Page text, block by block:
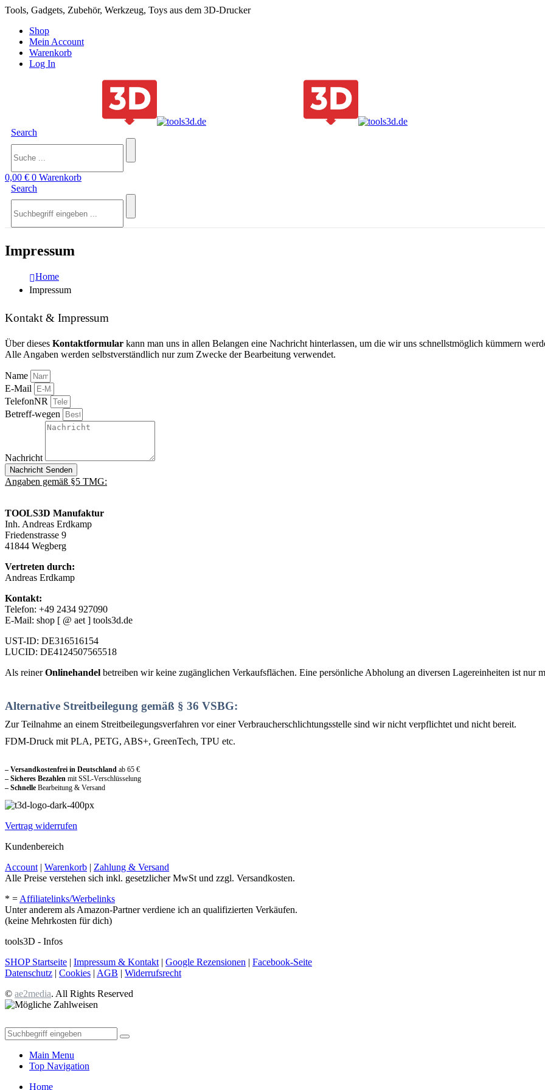
Tools, Gadgets, Zubehör, Werkzeug, Toys aus dem 3D-Drucker
Shop
Mein Account
Warenkorb
Log In
Search
0,00 € 0 Warenkorb
Search
Impressum
Home
Impressum
Kontakt & Impressum
Über dieses Kontaktformular kann man uns in allen Belangen eine Nachricht hinterlassen, um die wir uns schnellstmöglich kümmern
Alle Angaben werden selbstverständlich nur zum Zwecke der Bearbeitung verwendet.
Name
E-Mail
TelefonNR
Betreff-wegen
Nachricht
Nachricht Senden
Angaben gemäß §5 TMG:
TOOLS3D Manufaktur
Inh. Andreas Erdkamp
Friedenstrasse 9
41844 Wegberg
Vertreten durch:
Andreas Erdkamp
Kontakt:
Telefon: +49 2434 927090
E-Mail: shop [ @ aet ] tools3d.de
UST-ID: DE316516154
LUCID: DE4124507565518
Als reinerOnlinehandel betreiben wir keine zugänglichen Verkaufsflächen. Eine persönliche Abholung an diversen Lagereinheiten ist nur
Alternative Streitbeilegung gemäß § 36 VSBG:
Zur Teilnahme an einem Streitbeilegungsverfahren vor einer Verbraucherschlichtungsstelle sind wir nicht verpflichtet und nicht bereit.
FDM-Druck mit PLA, PETG, ABS+, GreenTech, TPU etc.
– Versandkostenfrei in Deutschland ab 65 €
– Sicheres Bezahlen mit SSL-Verschlüsselung
– Schnelle Bearbeitung & Versand
Vertrag widerrufen
Kundenbereich
Account | Warenkorb | Zahlung & Versand
Alle Preise verstehen sich inkl. gesetzlicher MwSt und zzgl. Versandkosten.
* = Affiliatelinks/Werbelinks
Unter anderem als Amazon-Partner verdiene ich an qualifizierten Verkäufen.
(keine Mehrkosten für dich)
tools3D - Infos
SHOP Startseite | Impressum & Kontakt | Google Rezensionen | Facebook-Seite
Datenschutz | Cookies | AGB | Widerrufsrecht
© ae2media. All Rights Reserved
Main Menu
Top Navigation
Home